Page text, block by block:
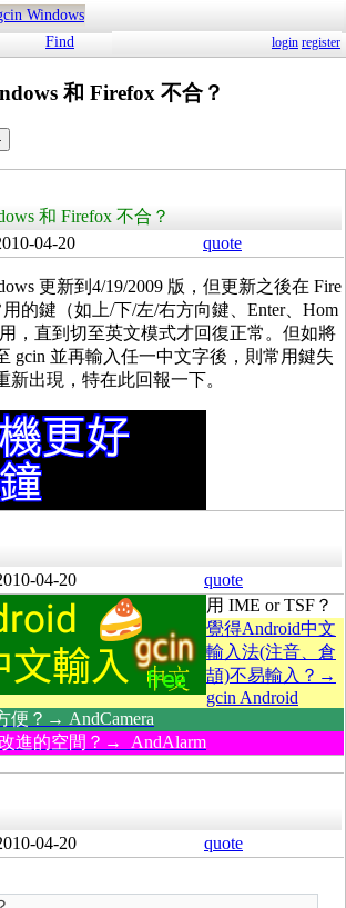
Windows
Find login register
和 Firefox 不合？
和 Firefox 不合？
04-20 quote
更新到4/19/2009 版，但更新之後在 Fire
的鍵（如上/下/左/右方向鍵、Enter、Hom
，直到切至英文模式才回復正常。但如將
gcin 並再輸入任一中文字後，則常用鍵失
新出現，特在此回報一下。
04-20
quote
用 IME or TSF？
覺得Android中文
輸入法(注音、倉
頡)不易輸入？→
gcin Android
便？→ AndCamera
進的空間？→ AndAlarm
04-20 quote